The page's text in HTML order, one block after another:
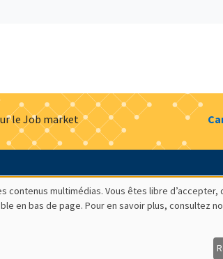
le Job market
Gestion des cookies Intranet
multimédias. Vous êtes libre d’accepter,
en bas de page. Pour en savoir plus, consultez